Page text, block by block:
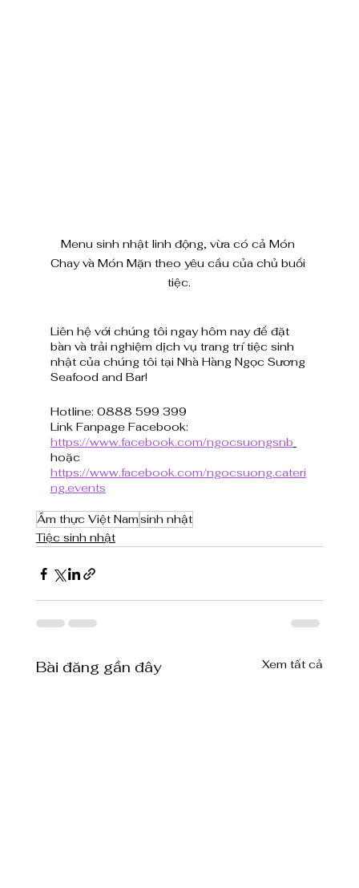
Menu sinh nhật linh động, vừa có cả Món
Chay và Món Mặn theo yêu cầu của chủ buổi
tiệc.
Liên hệ với chúng tôi ngay hôm nay để đặt
bàn và trải nghiệm dịch vụ trang trí tiệc sinh
nhật của chúng tôi tại Nhà Hàng Ngọc Sương
Seafood and Bar!
Hotline: 0888 599 399
Link Fanpage Facebook:
https://www.facebook.com/ngocsuongsnb
hoặc
https://www.facebook.com/ngocsuong.cateri
ng.events
Ẩm thực Việt Namsinh nhật
Tiệc sinh nhật
Bài đăng gần đây Xem tất cả